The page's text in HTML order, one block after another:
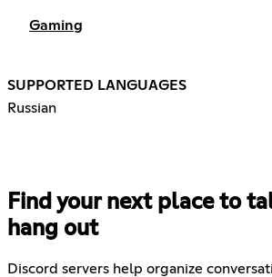
Gaming
SUPPORTED LANGUAGES
Russian
Find your next place to
hang out
Discord servers help organize